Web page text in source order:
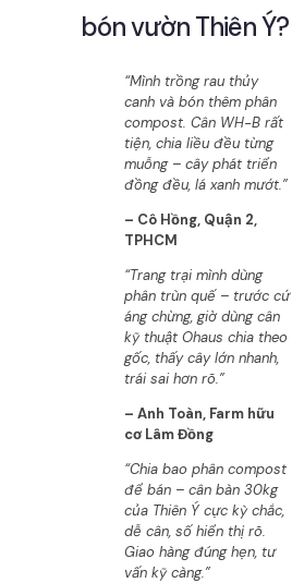
bón vườn Thiên Ý?
“Mình trồng rau thủy
canh và bón thêm phân
compost. Cân WH-B rất
tiện, chia liều đều từng
muỗng – cây phát triển
đồng đều, lá xanh mướt.”
– Cô Hồng, Quận 2,
TPHCM
“Trang trại mình dùng
phân trùn quế – trước cứ
áng chừng, giờ dùng cân
kỹ thuật Ohaus chia theo
gốc, thấy cây lớn nhanh,
trái sai hơn rõ.”
– Anh Toàn, Farm hữu
cơ Lâm Đồng
“Chia bao phân compost
để bán – cân bàn 30kg
của Thiên Ý cực kỳ chắc,
dễ cân, số hiển thị rõ.
Giao hàng đúng hẹn, tư
vấn kỹ càng.”